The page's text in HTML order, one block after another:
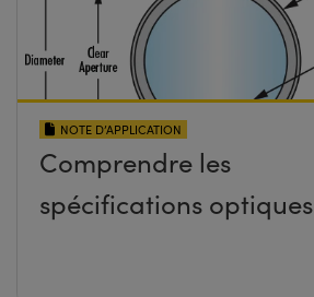
NOTE D’APPLICATION
Comprendre les
spécifications optiques